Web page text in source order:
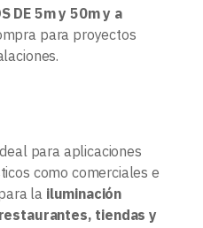
DE 5m y 50m y a
para proyectos
para aplicaciones
como comerciales e
la iluminación
tiendas y